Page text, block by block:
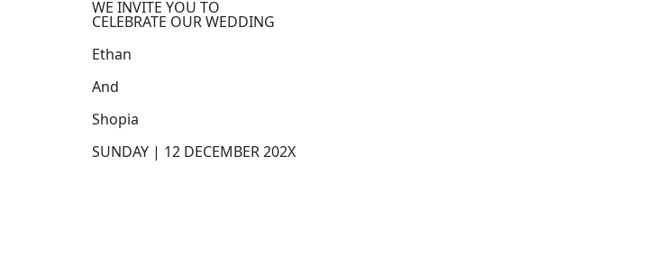
WE INVITE YOU TO
CELEBRATE OUR WEDDING
Ethan
And
Shopia
SUNDAY | 12 DECEMBER 202X